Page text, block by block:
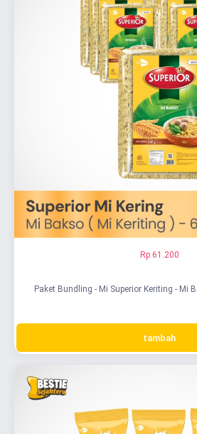
Rp 61.200
Paket Bundling - Mi Superior Keriting - Mi
tambah